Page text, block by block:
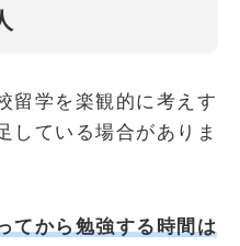
留学を楽観的に考えす
している場合がありま
てから勉強する時間は